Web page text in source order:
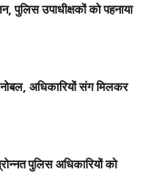
पुलिस उपाधीक्षकों को पहनाया
अधिकारियों संग मिलकर
पुलिस अधिकारियों को